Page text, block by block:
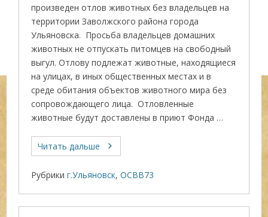
произведен отлов животных без владельцев на
территории Заволжского района города
Ульяновска. Просьба владельцев домашних
животных не отпускать питомцев на свободный
выгул. Отлову подлежат животные, находящиеся
на улицах, в иных общественных местах и в
среде обитания объектов животного мира без
сопровождающего лица. Отловленные
животные будут доставлены в приют Фонда …
Читать дальше
Рубрики г.Ульяновск,ОСВВ73